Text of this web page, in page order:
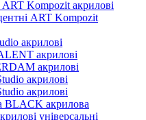
ART Kompozit акрилові
ART Kompozit
акрилові
акрилові
акрилові
акрилові
акрилові
BLACK акрилова
універсальні